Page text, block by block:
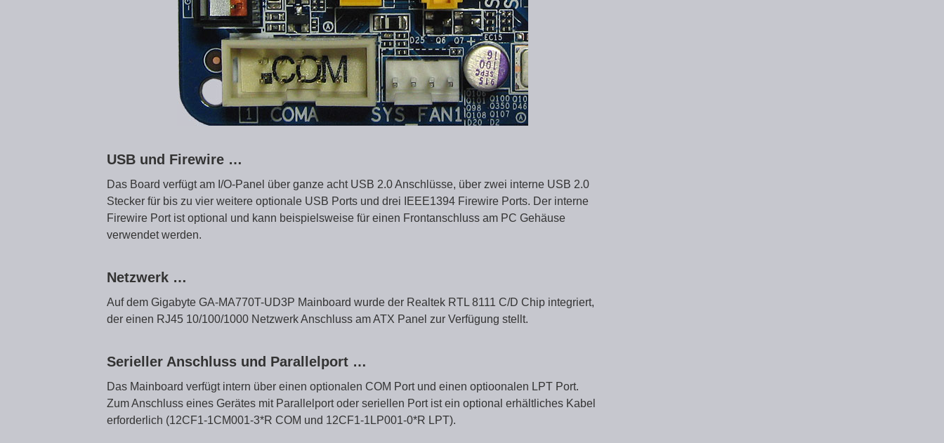
USB und Firewire …
Das Board verfügt am I/O-Panel über ganze acht USB 2.0 Anschlüsse, über zwei interne USB 2.0
Stecker für bis zu vier weitere optionale USB Ports und drei IEEE1394 Firewire Ports. Der interne
Firewire Port ist optional und kann beispielsweise für einen Frontanschluss am PC Gehäuse
verwendet werden.
Netzwerk …
Auf dem Gigabyte GA-MA770T-UD3P Mainboard wurde der Realtek RTL 8111 C/D Chip integriert,
der einen RJ45 10/100/1000 Netzwerk Anschluss am ATX Panel zur Verfügung stellt.
Serieller Anschluss und Parallelport …
Das Mainboard verfügt intern über einen optionalen COM Port und einen optioonalen LPT Port.
Zum Anschluss eines Gerätes mit Parallelport oder seriellen Port ist ein optional erhältliches Kabel
erforderlich (12CF1-1CM001-3*R COM und 12CF1-1LP001-0*R LPT).